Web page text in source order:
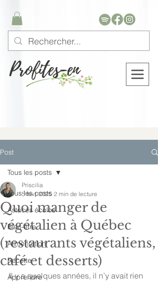
Post
Tous les posts
Astuces écolos
Bien-être
Alimentation
Recette
Apprendre
Tous les posts
Quoi manger de
végétalien à Québec
(restaurants végétaliens,
café et desserts)
Priscilia
5 févr. 2025 2 min de lecture
Il y a quelques années, il n’y avait rien